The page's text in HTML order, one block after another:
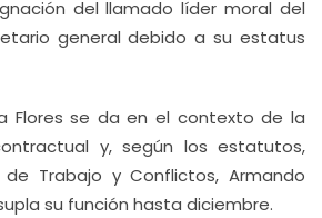
del llamado líder moral del
general debido a su estatus
Flores se da en el contexto de la
y, según los estatutos,
Trabajo y Conflictos, Armando
su función hasta diciembre.